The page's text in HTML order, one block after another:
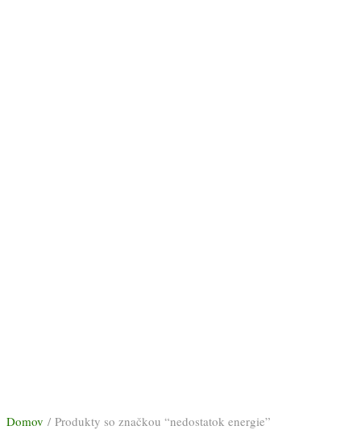
Domov / Produkty so značkou “nedostatok energie”